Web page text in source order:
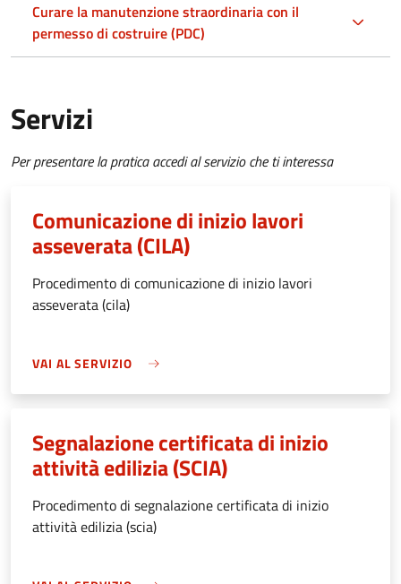
Curare la manutenzione straordinaria con il
permesso di costruire (PDC)
Servizi
Per presentare la pratica accedi al servizio che ti interessa
Comunicazione di inizio lavori
asseverata (CILA)
Procedimento di comunicazione di inizio lavori
asseverata (cila)
VAI AL SERVIZIO
Segnalazione certificata di inizio
attività edilizia (SCIA)
Procedimento di segnalazione certificata di inizio
attività edilizia (scia)